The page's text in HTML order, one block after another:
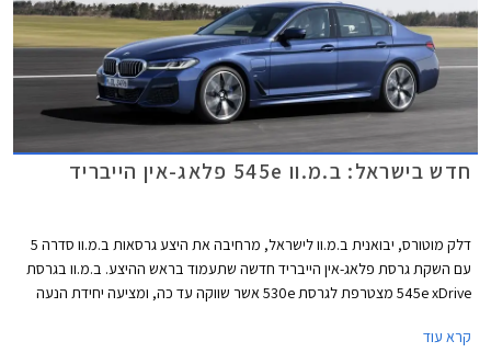
לאאודי A6 על טהרת ההנעה החשמלית.
חדש בישראל: ב.מ.וו 545e פלאג-אין הייבריד
דלק מוטורס, יבואנית ב.מ.וו לישראל, מרחיבה את היצע גרסאות ב.מ.וו סדרה 5
עם השקת גרסת פלאג-אין הייבריד חדשה שתעמוד בראש ההיצע. ב.מ.וו בגרסת
545e xDrive מצטרפת לגרסת 530e אשר שווקה עד כה, ומציעה יחידת הנעה
קרא עוד